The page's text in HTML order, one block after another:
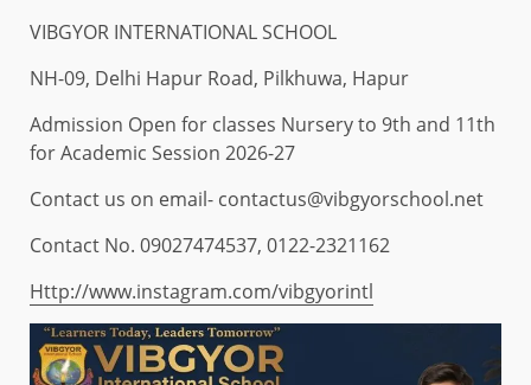
VIBGYOR INTERNATIONAL SCHOOL
NH-09, Delhi Hapur Road, Pilkhuwa, Hapur
Admission Open for classes Nursery to 9th and 11th
for Academic Session 2026-27
Contact us on email- contactus@vibgyorschool.net
Contact No. 09027474537, 0122-2321162
Http://www.instagram.com/vibgyorintl